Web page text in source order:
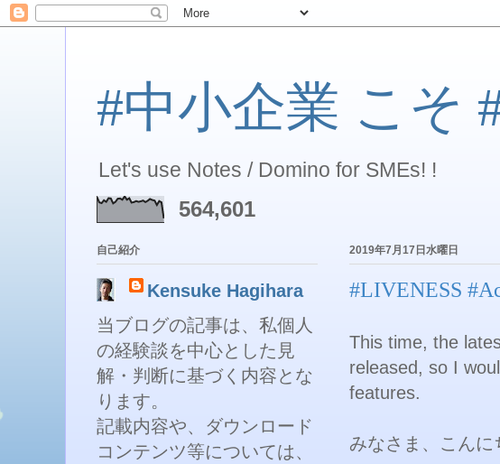
#中小企業 こそ
Let's use Notes / Domino for SMEs! !
564,601
2019年7月17日水曜日
#LIVENESS
This time, the
released, so I
features.
みなさま、こんに
自己紹介
Kensuke Hagihara
当ブログの記事は、私個人
の経験談を中心とした見
解・判断に基づく内容とな
ります。
記載内容や、ダウンロード
コンテンツ等については、